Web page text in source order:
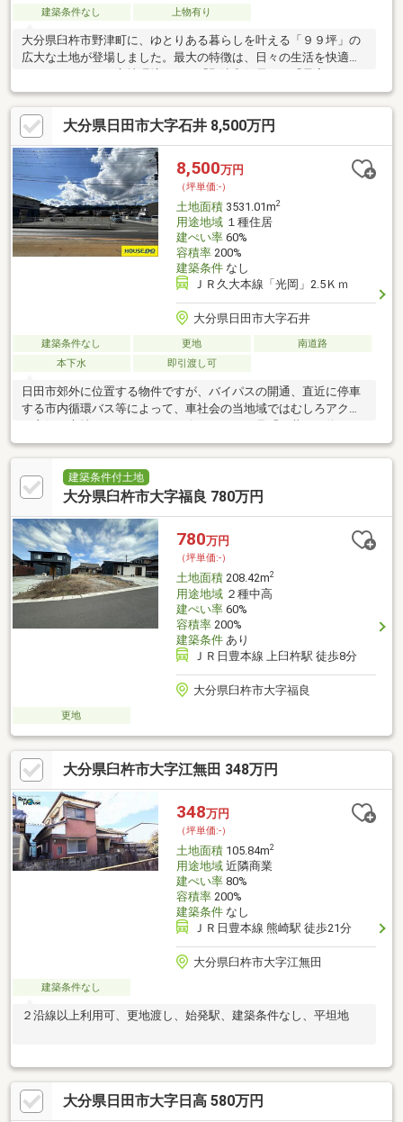
建築条件なし 上物有り
大分県臼杵市野津町に、ゆとりある暮らしを叶える「９９坪」の
広大な土地が登場しました。最大の特徴は、日々の生活を快適に
ス停」がどちらも徒歩約１分という近さにあり車を手放した後の
シニアライフや、小さなお子様がいるご家庭でも安心して暮らせ
ます。９９坪という贅沢な敷地面積があるため、設計の自由度は
高くワンフロアで移動がスムーズな「理想の平屋住宅」車を複数
台停められる「広々とした駐車スペース」週末の趣味が充実する
「家庭菜園やガーデニングスペース」これらすべてを同時に叶え
るプランニングが可能です。周辺は緑豊かで穏やかな空気が流れ
大分県日田市大字石井 8,500万円
8,500万円
（坪単価:-）
土地面積3531.01m2
用途地域１種住居
建ぺい率60%
容積率200%
建築条件なし
ＪＲ久大本線「光岡」2.5Ｋｍ
大分県日田市大字石井
建築条件なし 更地
南道路
本下水
即引渡し可
日田市郊外に位置する物件ですが、バイパスの開通、直近に停車
する市内循環バス等によって、車社会の当地域ではむしろアクセ
で約60m（徒歩1分）
建築条件付土地
大分県臼杵市大字福良 780万円
780万円
（坪単価:-）
土地面積208.42m2
用途地域２種中高
建ぺい率60%
容積率200%
建築条件あり
ＪＲ日豊本線 上臼杵駅 徒歩8分
大分県臼杵市大字福良
更地
大分県臼杵市大字江無田 348万円
348万円
（坪単価:-）
土地面積105.84m2
用途地域近隣商業
建ぺい率80%
容積率200%
建築条件なし
ＪＲ日豊本線 熊崎駅 徒歩21分
大分県臼杵市大字江無田
建築条件なし
２沿線以上利用可、更地渡し、始発駅、建築条件なし、平坦地
大分県日田市大字日高 580万円